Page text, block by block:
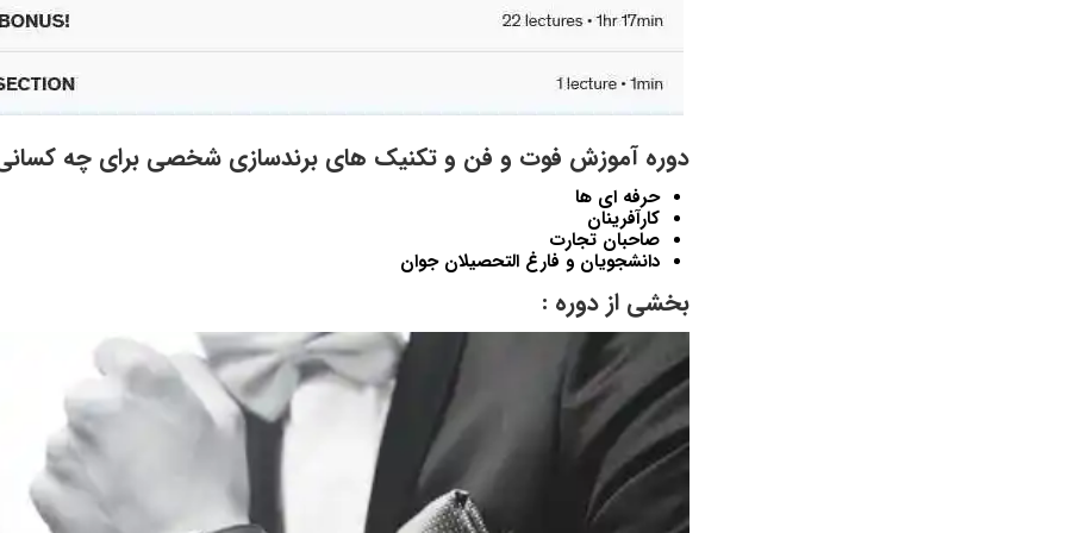
دوره آموزش فوت و فن و تکنیک های برندسازی شخصی برای چه
حرفه ای ها
کارآفرینان
صاحبان تجارت
دانشجویان و فارغ التحصیلان جوان
بخشی از دوره :